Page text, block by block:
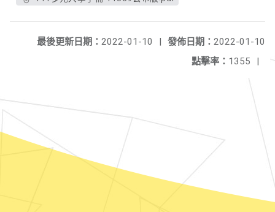
發佈日期： 2022-01-10
最後更新日期： 2022-01-10
|
點擊率： 1355 |